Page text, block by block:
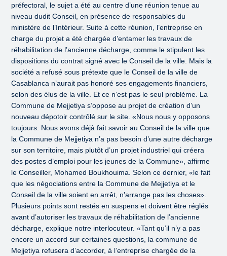
préfectoral, le sujet a été au centre d’une réunion tenue au
niveau dudit Conseil, en présence de responsables du
ministère de l’Intérieur. Suite à cette réunion, l’entreprise en
charge du projet a été chargée d’entamer les travaux de
réhabilitation de l’ancienne décharge, comme le stipulent les
dispositions du contrat signé avec le Conseil de la ville. Mais la
société a refusé sous prétexte que le Conseil de la ville de
Casablanca n’aurait pas honoré ses engagements financiers,
selon des élus de la ville. Et ce n’est pas le seul problème. La
Commune de Mejjetiya s’oppose au projet de création d’un
nouveau dépotoir contrôlé sur le site. «Nous nous y opposons
toujours. Nous avons déjà fait savoir au Conseil de la ville que
la Commune de Mejjetiya n’a pas besoin d’une autre décharge
sur son territoire, mais plutôt d’un projet industriel qui créera
des postes d’emploi pour les jeunes de la Commune», affirme
le Conseiller, Mohamed Boukhouima. Selon ce dernier, «le fait
que les négociations entre la Commune de Mejjetiya et le
Conseil de la ville soient en arrêt, n’arrange pas les choses».
Plusieurs points sont restés en suspens et doivent être réglés
avant d’autoriser les travaux de réhabilitation de l’ancienne
décharge, explique notre interlocuteur. «Tant qu’il n’y a pas
encore un accord sur certaines questions, la commune de
Mejjetiya refusera d’accorder, à l’entreprise chargée de la